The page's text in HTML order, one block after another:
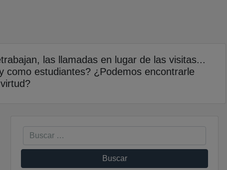
las llamadas en lugar de las visitas...
como estudiantes? ¿Podemos encontrarle